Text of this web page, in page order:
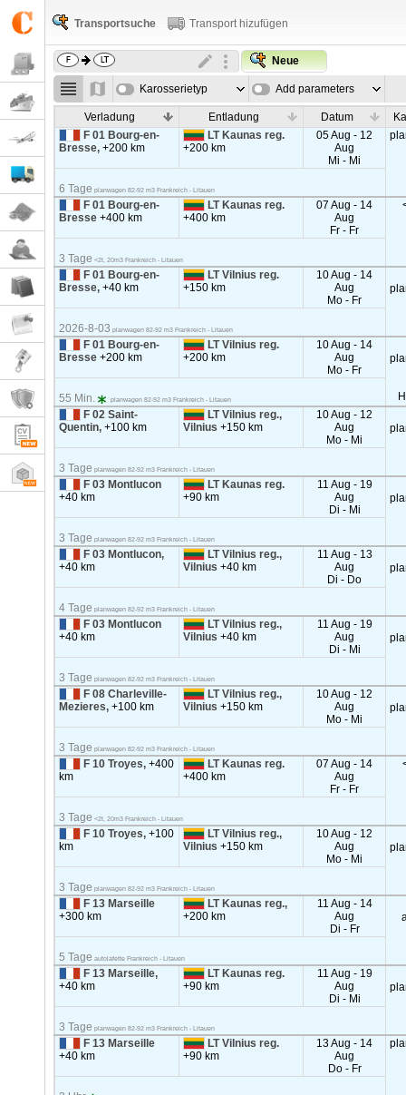
Transportsuche Transport hizufügen
Neue
Karosserietyp Add parameters
Verladung Entladung Datum
F 01 Bourg-en-
Bresse,+200 km
LT Kaunas reg.
+200 km
05 Aug - 12
Aug
Mi - Mi
6 Tage planwagen 82-92 m3 Frankreich - Litauen
F 01 Bourg-en-
Bresse+400 km
LT Kaunas reg.
+400 km
07 Aug - 14
Aug
Fr - Fr
3 Tage <2t, 20m3 Frankreich - Litauen
F 01 Bourg-en-
Bresse,+40 km
LT Vilnius reg.
+150 km
10 Aug - 14
Aug
Mo - Fr
2026-8-03 planwagen 82-92 m3 Frankreich - Litauen
F 01 Bourg-en-
Bresse+200 km
LT Vilnius reg.
+200 km
10 Aug - 14
Aug
Mo - Fr
55 Min. planwagen 82-92 m3 Frankreich - Litauen
F 02 Saint-
Quentin,+100 km
LT Vilnius reg.,
Vilnius+150 km
10 Aug - 12
Aug
Mo - Mi
3 Tage planwagen 82-92 m3 Frankreich - Litauen
F 03 Montlucon
+40 km
LT Kaunas reg.
+90 km
11 Aug - 19
Aug
Di - Mi
3 Tage planwagen 82-92 m3 Frankreich - Litauen
F 03 Montlucon,
+40 km
LT Vilnius reg.,
Vilnius+40 km
11 Aug - 13
Aug
Di - Do
4 Tage planwagen 82-92 m3 Frankreich - Litauen
F 03 Montlucon
+40 km
LT Vilnius reg.,
Vilnius+40 km
11 Aug - 19
Aug
Di - Mi
3 Tage planwagen 82-92 m3 Frankreich - Litauen
F 08 Charleville-
Mezieres,+100 km
LT Vilnius reg.,
Vilnius+150 km
10 Aug - 12
Aug
Mo - Mi
3 Tage planwagen 82-92 m3 Frankreich - Litauen
F 10 Troyes,+400
km
LT Kaunas reg.
+400 km
07 Aug - 14
Aug
Fr - Fr
3 Tage <2t, 20m3 Frankreich - Litauen
F 10 Troyes,+100
km
LT Vilnius reg.,
Vilnius+150 km
10 Aug - 12
Aug
Mo - Mi
3 Tage planwagen 82-92 m3 Frankreich - Litauen
F 13 Marseille
+300 km
LT Kaunas reg.,
+200 km
11 Aug - 14
Aug
Di - Fr
5 Tage autolafette Frankreich - Litauen
F 13 Marseille,
+40 km
LT Kaunas reg.
+90 km
11 Aug - 19
Aug
Di - Mi
3 Tage planwagen 82-92 m3 Frankreich - Litauen
F 13 Marseille
+40 km
LT Vilnius reg.
+90 km
13 Aug - 14
Aug
Do - Fr